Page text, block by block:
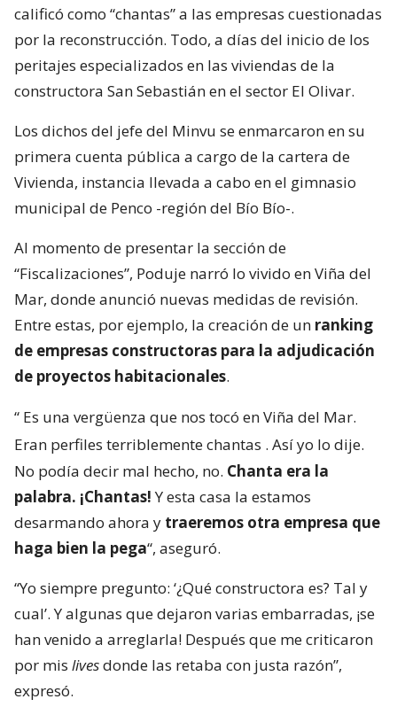
calificó como “chantas” a las empresas cuestionadas
por la reconstrucción. Todo, a días del inicio de los
peritajes especializados en las viviendas de la
constructora San Sebastián en el sector El Olivar.
Los dichos del jefe del Minvu se enmarcaron en su
primera cuenta pública a cargo de la cartera de
Vivienda, instancia llevada a cabo en el gimnasio
municipal de Penco -región del Bío Bío-.
Al momento de presentar la sección de
“Fiscalizaciones”, Poduje narró lo vivido en Viña del
Mar, donde anunció nuevas medidas de revisión.
Entre estas, por ejemplo, la creación de un ranking
de empresas constructoras para la adjudicación
de proyectos habitacionales.
“ Es una vergüenza que nos tocó en Viña del Mar.
Eran perfiles terriblemente chantas . Así yo lo dije.
No podía decir mal hecho, no. Chanta era la
palabra. ¡Chantas!Y esta casa la estamos
desarmando ahora y traeremos otra empresa que
haga bien la pega“, aseguró.
“Yo siempre pregunto: ‘¿Qué constructora es? Tal y
cual’. Y algunas que dejaron varias embarradas, ¡se
han venido a arreglarla! Después que me criticaron
por mis livesdonde las retaba con justa razón”,
expresó.